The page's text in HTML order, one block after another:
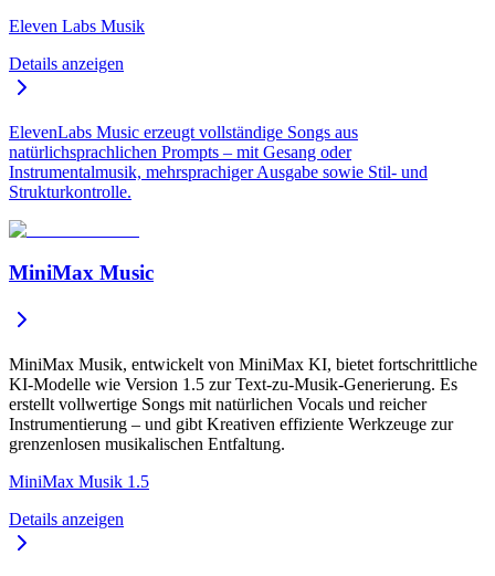
Eleven Labs Musik
Details anzeigen
ElevenLabs Music erzeugt vollständige Songs aus
natürlichsprachlichen Prompts – mit Gesang oder
Instrumentalmusik, mehrsprachiger Ausgabe sowie Stil- und
Strukturkontrolle.
MiniMax Music
MiniMax Musik, entwickelt von MiniMax KI, bietet fortschrittliche
KI-Modelle wie Version 1.5 zur Text-zu-Musik-Generierung. Es
erstellt vollwertige Songs mit natürlichen Vocals und reicher
Instrumentierung – und gibt Kreativen effiziente Werkzeuge zur
grenzenlosen musikalischen Entfaltung.
MiniMax Musik 1.5
Details anzeigen